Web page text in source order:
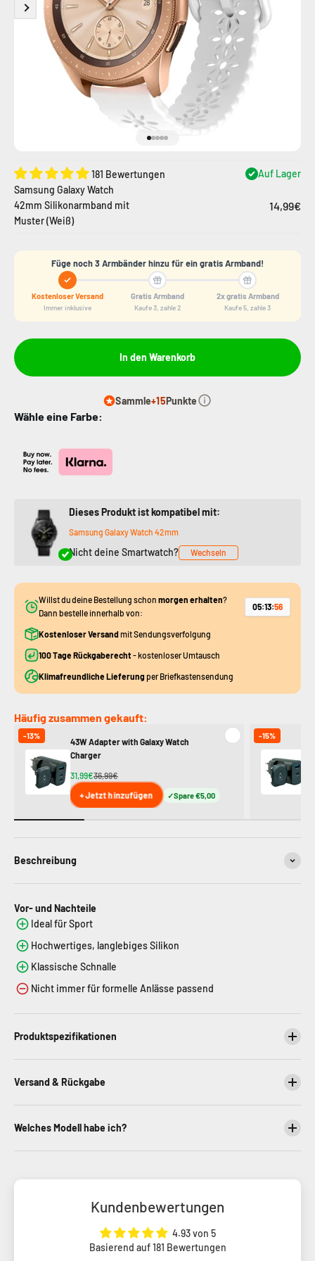
181 Bewertungen
Auf Lager
Samsung Galaxy Watch
42mm Silikonarmband mit
Muster (Weiß)
14,99€
Füge noch 3 Armbänder hinzu für ein gratis Armband!
Kostenloser Versand
Immer inklusive
Gratis Armband
Kaufe 3, zahle 2
2x gratis Armband
Kaufe 5, zahle 3
In den Warenkorb
Sammle+15Punkte
Wähle eine Farbe:
Dieses Produkt ist kompatibel mit:
Samsung Galaxy Watch 42mm
Nicht deine Smartwatch? Wechseln
Willst du deine Bestellung schon morgen erhalten?
Dann bestelle innerhalb von:
05:13:55
Kostenloser Versandmit Sendungsverfolgung
100 Tage Rückgaberecht- kostenloser Umtausch
Klimafreundliche Lieferung per Briefkastensendung
Häufig zusammen gekauft:
-13%
43W Adapter with Galaxy Watch
Charger
31,99€36,99€
+ Jetzt hinzufügen Spare €5,00
-15%
Beschreibung
Vor- und Nachteile
Ideal für Sport
Hochwertiges, langlebiges Silikon
Klassische Schnalle
Nicht immer für formelle Anlässe passend
Produktspezifikationen
Versand & Rückgabe
Welches Modell habe ich?
Kundenbewertungen
4.93 von 5
Basierend auf 181 Bewertungen